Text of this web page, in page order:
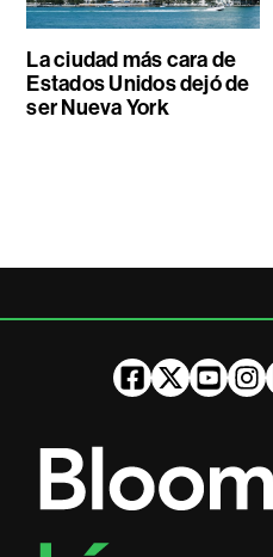
La ciudad más cara de
Estados Unidos dejó de
ser Nueva York